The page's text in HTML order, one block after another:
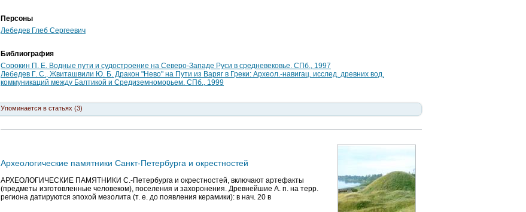
Персоны
Лебедев Глеб Сергеевич
Библиография
Сорокин П. Е. Водные пути и судостроение на Северо-Западе Руси в средневековье. СПб., 1997
Лебедев Г. С., Жвиташвили Ю. Б. Дракон "Нево" на Пути из Варяг в Греки: Археол.-навигац. исслед. древних вод.
коммуникаций между Балтикой и Средиземноморьем. СПб., 1999
Упоминается в статьях (3)
Археологические памятники Санкт-Петербурга и окрестностей
АРХЕОЛОГИЧЕСКИЕ ПАМЯТНИКИ С.-Петербурга и окрестностей, включают артефакты
(предметы изготовленные человеком), поселения и захоронения. Древнейшие А. п. на терр.
региона датируются эпохой мезолита (т. е. до появления керамики): в нач. 20 в